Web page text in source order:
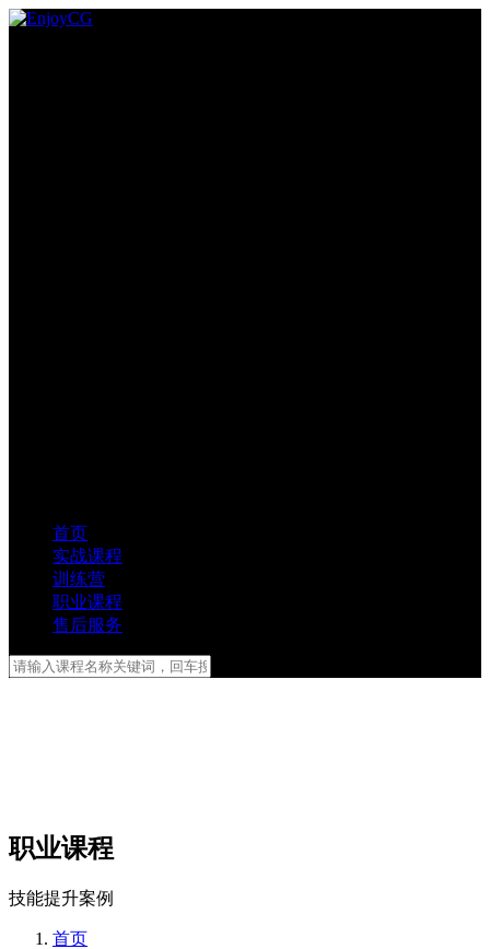
首页
实战课程
训练营
职业课程
售后服务
职业课程
技能提升案例
首页